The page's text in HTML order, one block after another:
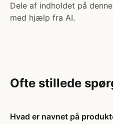
Dele af indholdet på
med hjælp fra AI.
Ofte stillede
Hvad er navnet på